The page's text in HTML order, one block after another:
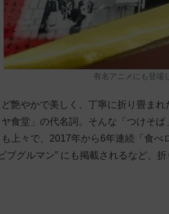
有名アニメにも登場
艶やかで美しく、丁寧に折り畳ま
食堂」の代名詞。そんな「つけそ
上々で、2017年から6年連続「食
ブグルマン” にも掲載されるなど、